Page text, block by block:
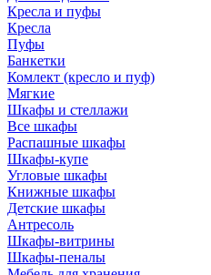
Кресла и пуфы
Кресла
Пуфы
Банкетки
Комлект (кресло и пуф)
Мягкие
Шкафы и стеллажи
Все шкафы
Распашные шкафы
Шкафы-купе
Угловые шкафы
Книжные шкафы
Детские шкафы
Антресоль
Шкафы-витрины
Шкафы-пеналы